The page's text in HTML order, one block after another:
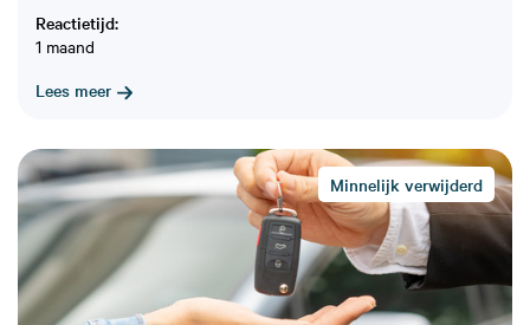
Reactietijd:
1 maand
Lees meer
Minnelijk verwijderd